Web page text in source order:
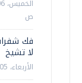
ص
فك
لا تشيخ
الأربعاء، 05 اغسطس 2026 12:00 م